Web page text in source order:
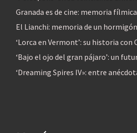
Granada es de cine: memoria
El Lianchi: memoria de un
‘Lorca en Vermont’: su historia con
‘Bajo el ojo del gran pájaro’: un
‘Dreaming Spires IV»: entre